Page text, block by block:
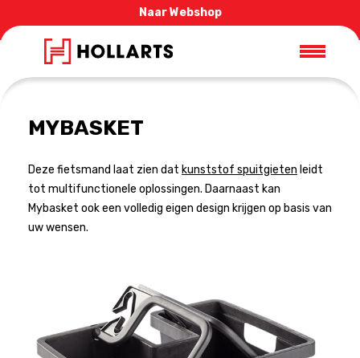
Naar Webshop
MYBASKET
Deze fietsmand laat zien dat kunststof spuitgieten leidt
tot multifunctionele oplossingen. Daarnaast kan
Mybasket ook een volledig eigen design krijgen op basis van
uw wensen.